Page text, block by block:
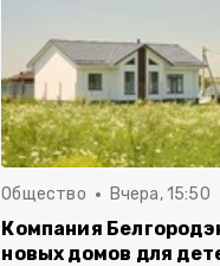
Общество Вчера, 15:50
Компания
новых домов для